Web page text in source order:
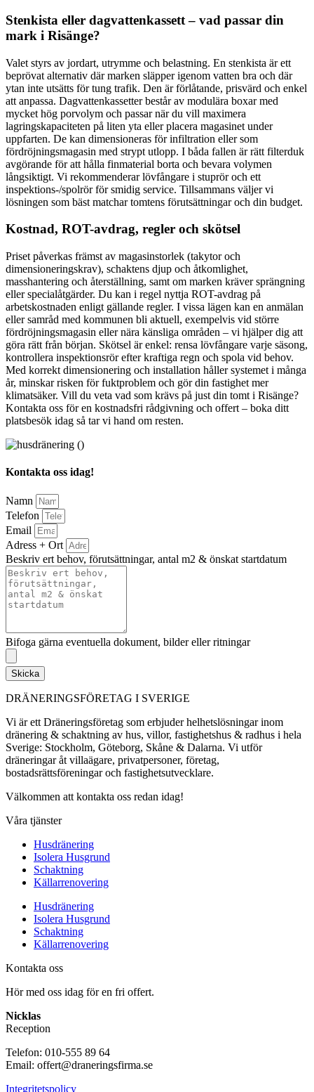
Stenkista eller dagvattenkassett – vad passar din
mark i Risänge?
Valet styrs av jordart, utrymme och belastning. En stenkista är ett
beprövat alternativ där marken släpper igenom vatten bra och där
ytan inte utsätts för tung trafik. Den är förlåtande, prisvärd och enkel
att anpassa. Dagvattenkassetter består av modulära boxar med
mycket hög porvolym och passar när du vill maximera
lagringskapaciteten på liten yta eller placera magasinet under
uppfarten. De kan dimensioneras för infiltration eller som
fördröjningsmagasin med strypt utlopp. I båda fallen är rätt filterduk
avgörande för att hålla finmaterial borta och bevara volymen
långsiktigt. Vi rekommenderar lövfångare i stuprör och ett
inspektions-/spolrör för smidig service. Tillsammans väljer vi
lösningen som bäst matchar tomtens förutsättningar och din budget.
Kostnad, ROT-avdrag, regler och skötsel
Priset påverkas främst av magasinstorlek (takytor och
dimensioneringskrav), schaktens djup och åtkomlighet,
masshantering och återställning, samt om marken kräver sprängning
eller specialåtgärder. Du kan i regel nyttja ROT-avdrag på
arbetskostnaden enligt gällande regler. I vissa lägen kan en anmälan
eller samråd med kommunen bli aktuell, exempelvis vid större
fördröjningsmagasin eller nära känsliga områden – vi hjälper dig att
göra rätt från början. Skötsel är enkel: rensa lövfångare varje säsong,
kontrollera inspektionsrör efter kraftiga regn och spola vid behov.
Med korrekt dimensionering och installation håller systemet i många
år, minskar risken för fuktproblem och gör din fastighet mer
klimatsäker. Vill du veta vad som krävs på just din tomt i Risänge?
Kontakta oss för en kostnadsfri rådgivning och offert – boka ditt
platsbesök idag så tar vi hand om resten.
Kontakta oss idag!
Namn
Telefon
Email
Adress + Ort
Beskriv ert behov, förutsättningar, antal m2 & önskat startdatum
Bifoga gärna eventuella dokument, bilder eller ritningar
Skicka
DRÄNERINGSFÖRETAG I SVERIGE
Vi är ett Dräneringsföretag som erbjuder helhetslösningar inom
dränering & schaktning av hus, villor, fastighetshus & radhus i hela
Sverige: Stockholm, Göteborg, Skåne & Dalarna. Vi utför
dräneringar åt villaägare, privatpersoner, företag,
bostadsrättsföreningar och fastighetsutvecklare.
Välkommen att kontakta oss redan idag!
Våra tjänster
Husdränering
Isolera Husgrund
Schaktning
Källarrenovering
Husdränering
Isolera Husgrund
Schaktning
Källarrenovering
Kontakta oss
Hör med oss idag för en fri offert.
Nicklas
Reception
Telefon: 010-555 89 64
Email: offert@draneringsfirma.se
Integritetspolicy